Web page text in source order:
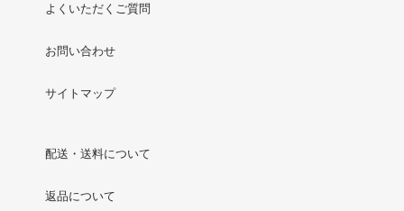
よくいただくご質問
お問い合わせ
サイトマップ
配送・送料について
返品について